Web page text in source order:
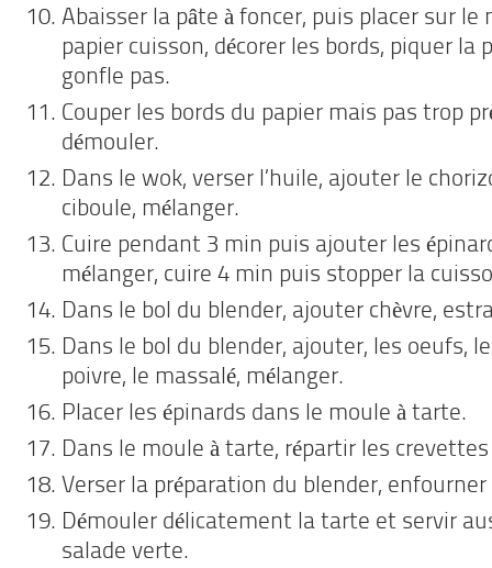
Abaisser la pâte à foncer, puis placer sur le
papier cuisson, décorer les bords, piquer la
gonfle pas.
Couper les bords du papier mais pas trop
démouler.
Dans le wok, verser l’huile, ajouter le
ciboule, mélanger.
Cuire pendant 3 min puis ajouter les
mélanger, cuire 4 min puis stopper la
Dans le bol du blender, ajouter chèvre,
Dans le bol du blender, ajouter, les oeufs,
poivre, le massalé, mélanger.
Placer les épinards dans le moule à tarte.
Dans le moule à tarte, répartir les
Verser la préparation du blender,
Démouler délicatement la tarte et servir
salade verte.